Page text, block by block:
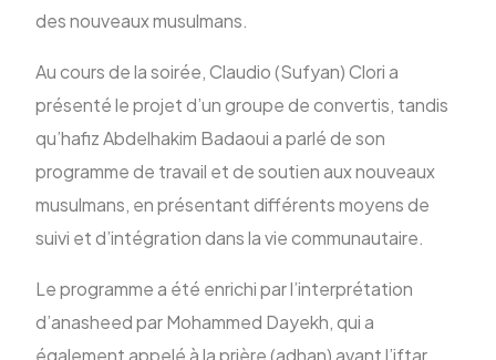
des nouveaux musulmans.
Au cours de la soirée, Claudio (Sufyan) Clori a
présenté le projet d’un groupe de convertis, tandis
qu’hafiz Abdelhakim Badaoui a parlé de son
programme de travail et de soutien aux nouveaux
musulmans, en présentant différents moyens de
suivi et d’intégration dans la vie communautaire.
Le programme a été enrichi par l’interprétation
d’anasheed par Mohammed Dayekh, qui a
également appelé à la prière (adhan) avant l’iftar